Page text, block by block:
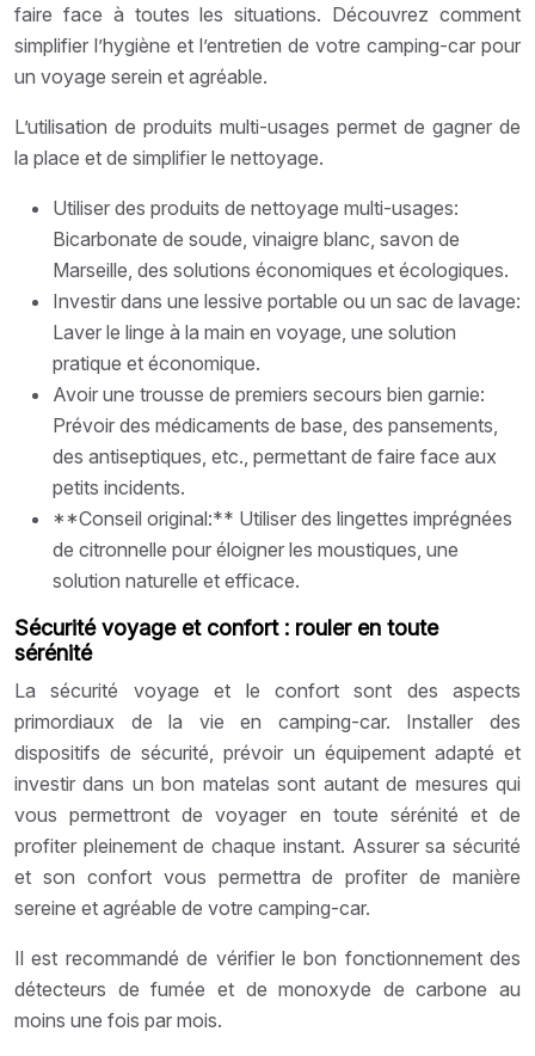
faire face à toutes les situations. Découvrez comment
simplifier l’hygiène et l’entretien de votre camping-car pour
un voyage serein et agréable.
L’utilisation de produits multi-usages permet de gagner de
la place et de simplifier le nettoyage.
Utiliser des produits de nettoyage multi-usages:
Bicarbonate de soude, vinaigre blanc, savon de
Marseille, des solutions économiques et écologiques.
Investir dans une lessive portable ou un sac de lavage:
Laver le linge à la main en voyage, une solution
pratique et économique.
Avoir une trousse de premiers secours bien garnie:
Prévoir des médicaments de base, des pansements,
des antiseptiques, etc., permettant de faire face aux
petits incidents.
**Conseil original:** Utiliser des lingettes imprégnées
de citronnelle pour éloigner les moustiques, une
solution naturelle et efficace.
Sécurité voyage et confort : rouler en toute
sérénité
La sécurité voyage et le confort sont des aspects
primordiaux de la vie en camping-car. Installer des
dispositifs de sécurité, prévoir un équipement adapté et
investir dans un bon matelas sont autant de mesures qui
vous permettront de voyager en toute sérénité et de
profiter pleinement de chaque instant. Assurer sa sécurité
et son confort vous permettra de profiter de manière
sereine et agréable de votre camping-car.
Il est recommandé de vérifier le bon fonctionnement des
détecteurs de fumée et de monoxyde de carbone au
moins une fois par mois.